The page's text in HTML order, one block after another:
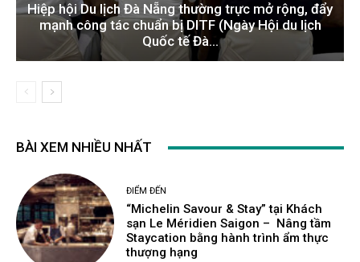
Hiệp hội Du lịch Đà Nẵng thường trực mở rộng, đẩy
mạnh công tác chuẩn bị DITF (Ngày Hội du lịch
Quốc tế Đà...
BÀI XEM NHIỀU NHẤT
ĐIỂM ĐẾN
“Michelin Savour & Stay” tại Khách
sạn Le Méridien Saigon – Nâng tầm
Staycation bằng hành trình ẩm thực
thượng hạng